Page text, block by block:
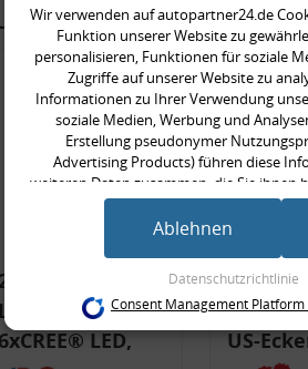
kauften auch
2x LED-Blinker-
Lampen, orange,
6xCREE® LED,
mit
US-
Wir verwenden auf autopartner24.de
Funktion unserer Website zu
personalisieren, Funktionen für soziale
Zugriffe auf unserer Website zu
Informationen zu Ihrer Verwendung
soziale Medien, Werbung und
Erstellung pseudonymer
Advertising Products) führen diese
weiteren Daten zusammen, die Sie ihnen
eines persönlichen Accounts) oder
Dienste gesammelt haben (bspw.
Einwilligung zur Nutzung von Cookies
dort die entsprechenden
Zwecke der
Speichern von oder Zugriff auf Informationen
Datenschutzrichtlinie
Ablehnen
Consent Management